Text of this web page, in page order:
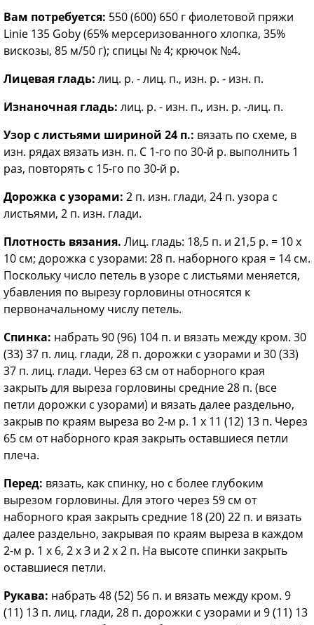
Вам потребуется: 550 (600) 650 г фиолетовой пряжи
Linie 135 Goby (65% мерсеризованного хлопка, 35%
вискозы, 85 м/50 г); спицы № 4; крючок №4.
Лицевая гладь: лиц. р. - лиц. п., изн. р. - изн. п.
Изнаночная гладь: лиц. р. - изн. п., изн. р. -лиц. п.
Узор с листьями шириной 24 п.: вязать по схеме, в
изн. рядах вязать изн. п. С 1-го по 30-й р. выполнить 1
раз, повторять с 15-го по 30-й р.
Дорожка с узорами: 2 п. изн. глади, 24 п. узора с
листьями, 2 п. изн. глади.
Плотность вязания. Лиц. гладь: 18,5 п. и 21,5 р. = 10 х
10 см; дорожка с узорами: 28 п. наборного края = 14 см.
Поскольку число петель в узоре с листьями меняется,
убавления по вырезу горловины относятся к
первоначальному числу петель.
Спинка: набрать 90 (96) 104 п. и вязать между кром. 30
(33) 37 п. лиц. глади, 28 п. дорожки с узорами и 30 (33)
37 п. лиц. глади. Через 63 см от наборного края
закрыть для выреза горловины средние 28 п. (все
петли дорожки с узорами) и вязать далее раздельно,
закрыв по краям выреза во 2-м р. 1 х 11 (12) 13 п. Через
65 см от наборного края закрыть оставшиеся петли
плеча.
Перед: вязать, как спинку, но с более глубоким
вырезом горловины. Для этого через 59 см от
наборного края закрыть средние 18 (20) 22 п. и вязать
далее раздельно, закрывая по краям выреза в каждом
2-м р. 1 х 6, 2 х З и 2 х 2 п. На высоте спинки закрыть
оставшиеся петли.
Рукава: набрать 48 (52) 56 п. и вязать между кром. 9
(11) 13 п. лиц. глади, 28 п. дорожки с узорами и 9 (11) 13